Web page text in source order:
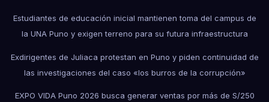
Estudiantes de educación inicial mantienen toma del campus de
la UNA Puno y exigen terreno para su futura infraestructura
Exdirigentes de Juliaca protestan en Puno y piden continuidad de
las investigaciones del caso «los burros de la corrupción»
EXPO VIDA Puno 2026 busca generar ventas por más de S/250